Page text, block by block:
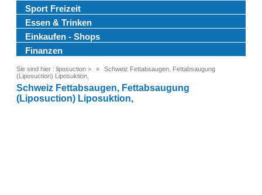
Sport Freizeit
Essen & Trinken
Einkaufen - Shops
Finanzen
Sie sind hier : liposuction >
Schweiz Fettabsaugen, Fettabsaugung
(Liposuction) Liposuktion,
Schweiz Fettabsaugen, Fettabsaugung
(Liposuction) Liposuktion,